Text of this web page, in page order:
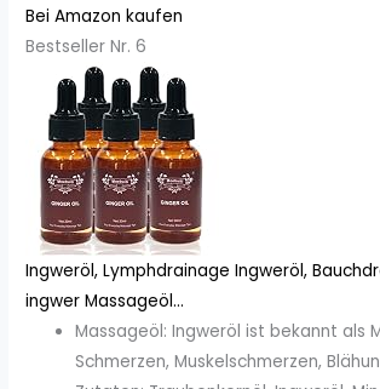
Bei Amazon kaufen
Bestseller Nr. 6
Ingweröl, Lymphdrainage Ingweröl,
ingwer Massageöl...
Massageöl: Ingweröl ist bekannt als
Schmerzen, Muskelschmerzen,